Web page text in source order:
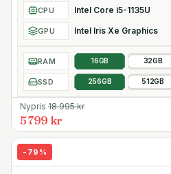
CPU Intel Core i5-1135U
GPU Intel Iris Xe Graphics
RAM 16GB 32GB
SSD 256GB 512GB
Nypris 18 995kr
5 799 kr
- 79 %